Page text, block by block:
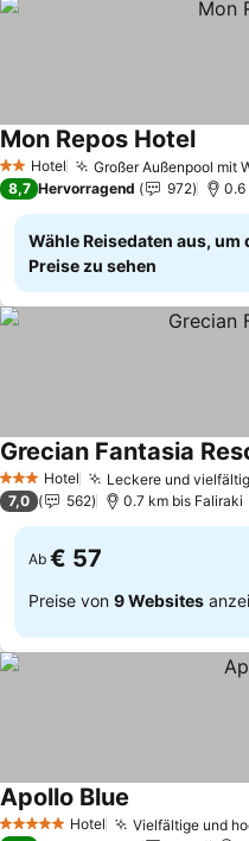
2 Sterne
Hotel Großer Außenpool mit
Mon Repos HotelPreise
8,7 Hervorragend 972 0.6
Wähle Reisedaten aus, um
Preise zu sehen
3 SterneHotel Leckere und
Grecian Fantasia
7,0 562 0.7 km bis Faliraki
Ab € 57
Preise von 9 Websites
5 Sterne Hotel Vielfältige und
Apollo Blue